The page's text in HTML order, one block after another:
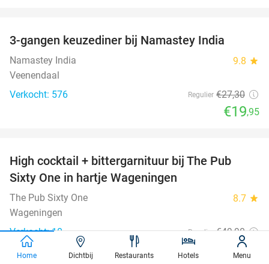
3-gangen keuzediner bij Namastey India
Namastey India 9.8 star
Veenendaal
Verkocht: 576
Regulier €27,30
€19,95
High cocktail + bittergarnituur bij The Pub
Sixty One in hartje Wageningen
The Pub Sixty One 8.7 star
Wageningen
Verkocht: 10
Regulier €49,90
€21
Home Dichtbij Restaurants Hotels Menu